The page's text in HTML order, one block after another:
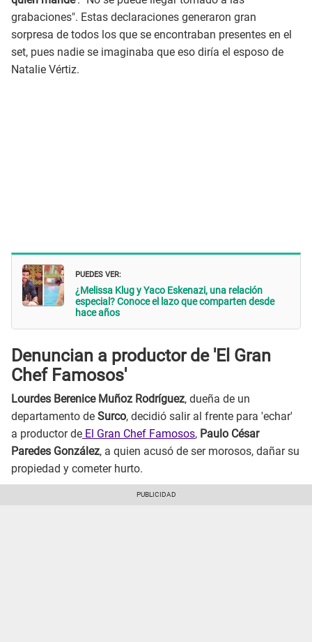
grabaciones". Estas declaraciones generaron gran
sorpresa de todos los que se encontraban presentes en el
set, pues nadie se imaginaba que eso diría el esposo de
Natalie Vértiz.
PUEDES VER:
¿Melissa Klug y Yaco Eskenazi, una relación
especial? Conoce el lazo que comparten desde
hace años
Denuncian a productor de 'El Gran
Chef Famosos'
Lourdes Berenice Muñoz Rodríguez, dueña de un
departamento de Surco, decidió salir al frente para 'echar'
a productor de El Gran Chef Famosos, Paulo César
Paredes González, a quien acusó de ser morosos, dañar su
propiedad y cometer hurto.